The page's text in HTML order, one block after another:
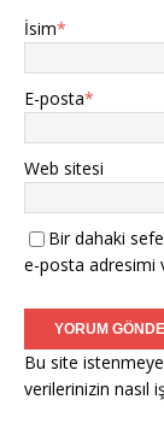
İsim*
E-posta*
Web sitesi
Bir dahaki
e-posta adresimi
Bu site
verilerinizin nasıl